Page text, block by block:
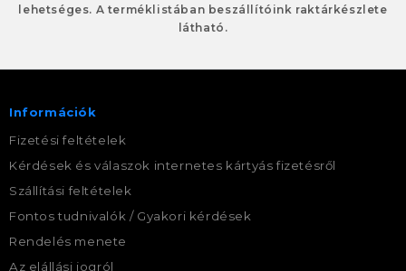
lehetséges. A terméklistában beszállítóink raktárkészlete
látható.
Információk
Fizetési feltételek
Kérdések és válaszok internetes kártyás fizetésről
Szállítási feltételek
Fontos tudnivalók / Gyakori kérdések
Rendelés menete
Az elállási jogról